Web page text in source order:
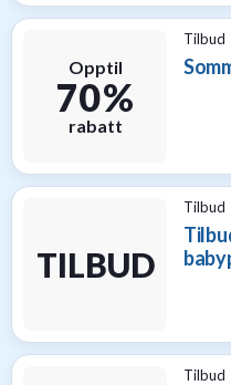
Opptil
70 %
rabatt
Tilbud
TILBUD
Tilbud
Tilbud